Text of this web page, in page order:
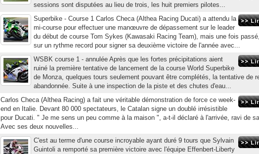
sessions sont disputées au lieu de trois, les huit premiers pilotes...
Superbike - Course 1 Carlos Checa (Althea Racing Ducati) a attendu la
mi-course pour effectuer une manœuvre de dépassement sur le leader
du début de course Tom Sykes (Kawasaki Racing Team), mais une fois
sur un rythme record pour signer sa deuxième victoire de l'année avec...
WSBK course 1 - annulée Après que les fortes précipitations aient
ruiné la première tentative de lancement de la course World Superbike
de Monza, quelques tours seulement pouvant être complétés, la tentative de
abandonnée. Suite à une inspection de la piste et des chutes d'eau...
Carlos Checa (Althea Racing) a fait une véritable démonstration de force ce week-
end en Italie. Devant 80 000 spectateurs, le Catalan signe un doublé irrésistible
pour Ducati. " Je me sens un peu comme à la maison ", a-t-il déclaré à l'arrivée, ravi de
Avec ses deux nouvelles...
C'est au terme d'une course incroyable ayant duré 9 tours que Sylvain
Guintoli a remporté sa première victoire avec l'équipe Effenbert-Liberty